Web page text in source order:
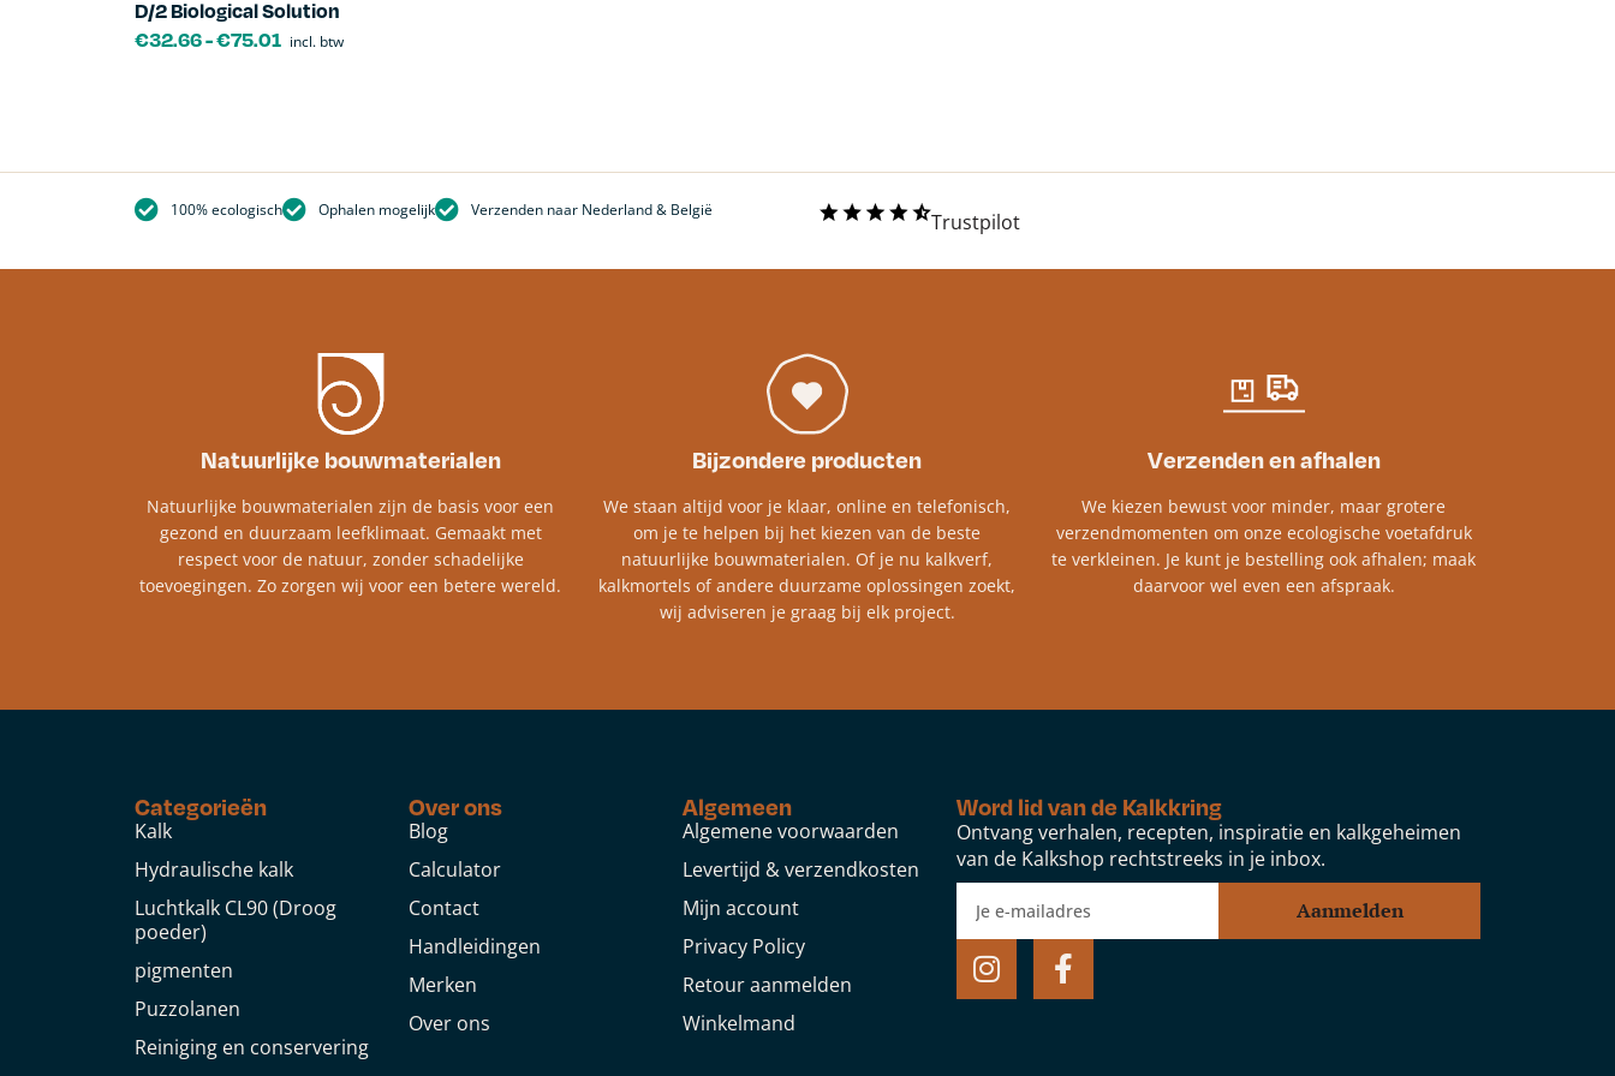
D/2 Biological Solution
€32.66-€75.01 incl. btw
100% ecologisch Ophalen mogelijk Verzenden naar Nederland & België Trustpilot
Natuurlijke bouwmaterialen
Natuurlijke bouwmaterialen zijn de basis voor een
gezond en duurzaam leefklimaat. Gemaakt met
respect voor de natuur, zonder schadelijke
toevoegingen. Zo zorgen wij voor een betere wereld.
Bijzondere producten
We staan altijd voor je klaar, online en telefonisch,
om je te helpen bij het kiezen van de beste
natuurlijke bouwmaterialen. Of je nu kalkverf,
kalkmortels of andere duurzame oplossingen zoekt,
wij adviseren je graag bij elk project.​
Verzenden en afhalen
We kiezen bewust voor minder, maar grotere
verzendmomenten om onze ecologische voetafdruk
te verkleinen. Je kunt je bestelling ook afhalen; maak
daarvoor wel even een afspraak.
Categorieën
Kalk
Hydraulische kalk
Luchtkalk CL90 (Droog
poeder)
pigmenten
Puzzolanen
Reiniging en conservering
Over ons
Blog
Calculator
Contact
Handleidingen
Merken
Over ons
Algemeen
Algemene voorwaarden
Levertijd & verzendkosten
Mijn account
Privacy Policy
Retour aanmelden
Winkelmand
Word lid van de Kalkkring
Ontvang verhalen, recepten, inspiratie en kalkgeheimen
van de Kalkshop rechtstreeks in je inbox.
Aanmelden